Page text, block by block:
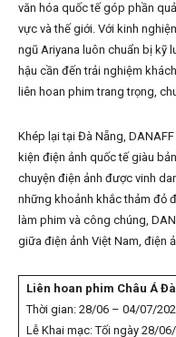
văn hóa quốc tế góp phần
vực và thế giới. Với kinh
ngũ Ariyana luôn chuẩn bị kỹ
hậu cần đến trải nghiệm
liên hoan phim trang trọng,
Khép lại tại Đà Nẵng,
kiện điện ảnh quốc tế giàu
chuyện điện ảnh được vinh
những khoảnh khắc thảm đỏ
làm phim và công chúng,
giữa điện ảnh Việt Nam, điện
Liên hoan phim Châu Á
Thời gian: 28/06 – 04/07/
Lễ Khai mạc: Tối ngày 28/